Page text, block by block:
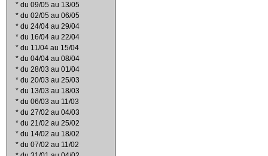
* du 09/05 au 13/05
* du 02/05 au 06/05
* du 24/04 au 29/04
* du 16/04 au 22/04
* du 11/04 au 15/04
* du 04/04 au 08/04
* du 28/03 au 01/04
* du 20/03 au 25/03
* du 13/03 au 18/03
* du 06/03 au 11/03
* du 27/02 au 04/03
* du 21/02 au 25/02
* du 14/02 au 18/02
* du 07/02 au 11/02